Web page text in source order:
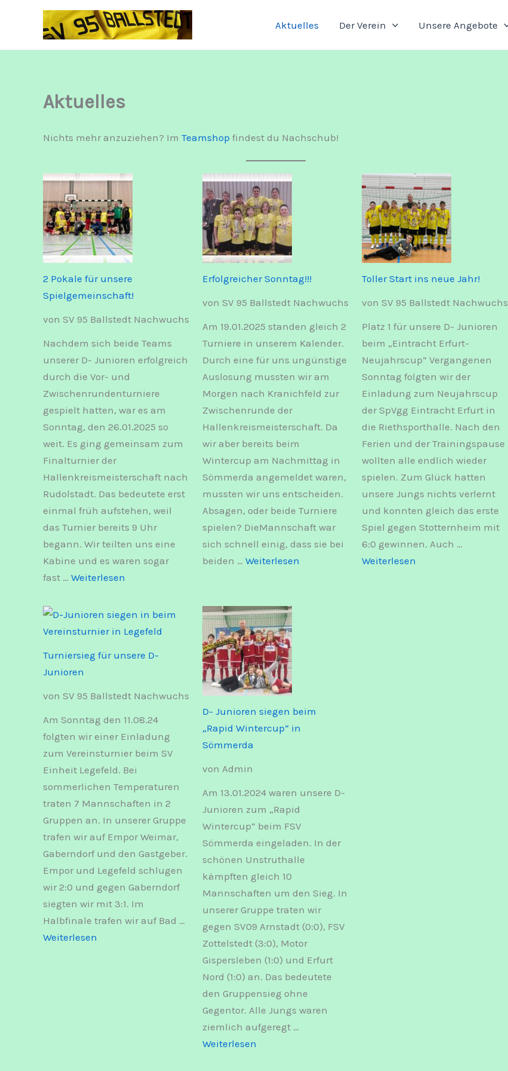
Aktuelles Der Verein Unsere Angebote
Aktuelles
Nichts mehr anzuziehen? Im Teamshop findest du Nachschub!
2 Pokale für unsere
Spielgemeinschaft!
von SV 95 Ballstedt Nachwuchs
Nachdem sich beide Teams
unserer D- Junioren erfolgreich
durch die Vor- und
Zwischenrundenturniere
gespielt hatten, war es am
Sonntag, den 26.01.2025 so
weit. Es ging gemeinsam zum
Finalturnier der
Hallenkreismeisterschaft nach
Rudolstadt. Das bedeutete erst
einmal früh aufstehen, weil
das Turnier bereits 9 Uhr
begann. Wir teilten uns eine
Kabine und es waren sogar
fast … Weiterlesen
Pokale
für
Spielgemeinschaft!
Erfolgreicher Sonntag!!!
von SV 95 Ballstedt Nachwuchs
Am 19.01.2025 standen gleich 2
Turniere in unserem Kalender.
Durch eine für uns ungünstige
Auslosung mussten wir am
Morgen nach Kranichfeld zur
Zwischenrunde der
Hallenkreismeisterschaft. Da
wir aber bereits beim
Wintercup am Nachmittag in
Sömmerda angemeldet waren,
mussten wir uns entscheiden.
Absagen, oder beide Turniere
spielen? DieMannschaft war
sich schnell einig, dass sie bei
beiden … Weiterlesen
Toller Start ins neue Jahr!
von SV 95 Ballstedt Nachwuchs
Platz 1 für unsere D- Junioren
beim „Eintracht Erfurt-
Neujahrscup“ Vergangenen
Sonntag folgten wir der
Einladung zum Neujahrscup
der SpVgg Eintracht Erfurt in
die Riethsporthalle. Nach den
Ferien und der Trainingspause
wollten alle endlich wieder
spielen. Zum Glück hatten
unsere Jungs nichts verlernt
und konnten gleich das erste
Spiel gegen Stotternheim mit
6:0 gewinnen. Auch …
Weiterlesen
Turniersieg für unsere D-
Junioren
von SV 95 Ballstedt Nachwuchs
Am Sonntag den 11.08.24
folgten wir einer Einladung
zum Vereinsturnier beim SV
Einheit Legefeld. Bei
sommerlichen Temperaturen
traten 7 Mannschaften in 2
Gruppen an. In unserer Gruppe
trafen wir auf Empor Weimar,
Gaberndorf und den Gastgeber.
Empor und Legefeld schlugen
wir 2:0 und gegen Gaberndorf
siegten wir mit 3:1. Im
Halbfinale trafen wir auf Bad …
Weiterlesen
D- Junioren siegen beim
„Rapid Wintercup“ in
Sömmerda
von Admin
Am 13.01.2024 waren unsere D-
Junioren zum „Rapid
Wintercup“ beim FSV
Sömmerda eingeladen. In der
schönen Unstruthalle
kämpften gleich 10
Mannschaften um den Sieg. In
unserer Gruppe traten wir
gegen SV09 Arnstadt (0:0), FSV
Zottelstedt (3:0), Motor
Gispersleben (1:0) und Erfurt
Nord (1:0) an. Das bedeutete
den Gruppensieg ohne
Gegentor. Alle Jungs waren
ziemlich aufgeregt …
Weiterlesen